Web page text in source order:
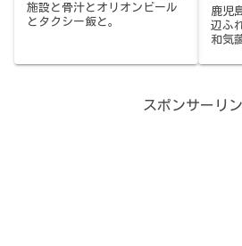
施設と骨汁とオリオンビール
とタクシー飯と。
鹿児
辺ふ
和気
ナハ
火曜
スポンサーリ